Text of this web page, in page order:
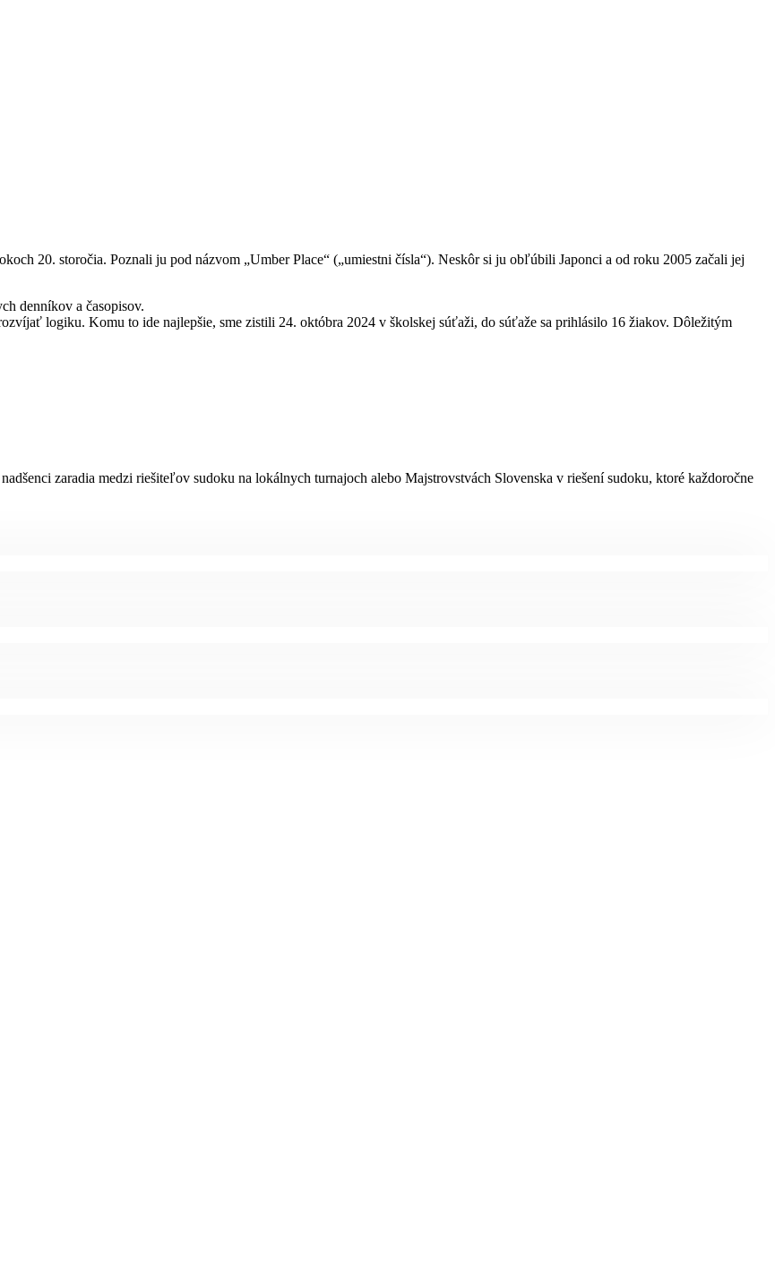
20. storočia. Poznali ju pod názvom „Umber Place“ („umiestni čísla“). Neskôr si ju obľúbili Japonci a od roku 2005 začali jej
denníkov a časopisov.
logiku. Komu to ide najlepšie, sme zistili 24. októbra 2024 v školskej súťaži, do súťaže sa prihlásilo 16 žiakov. Dôležitým
zaradia medzi riešiteľov sudoku na lokálnych turnajoch alebo Majstrovstvách Slovenska v riešení sudoku, ktoré každoročne